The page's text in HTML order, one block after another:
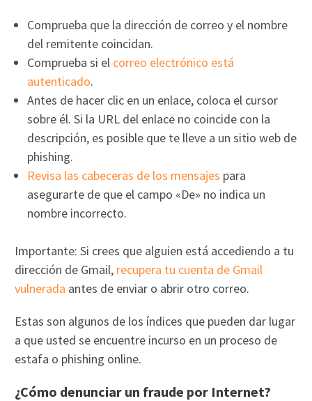
Comprueba que la dirección de correo y el nombre
del remitente coincidan.
Comprueba si el correo electrónico está
autenticado.
Antes de hacer clic en un enlace, coloca el cursor
sobre él. Si la URL del enlace no coincide con la
descripción, es posible que te lleve a un sitio web de
phishing.
Revisa las cabeceras de los mensajes para
asegurarte de que el campo «De» no indica un
nombre incorrecto.
Importante: Si crees que alguien está accediendo a tu
dirección de Gmail, recupera tu cuenta de Gmail
vulnerada antes de enviar o abrir otro correo.
Estas son algunos de los índices que pueden dar lugar
a que usted se encuentre incurso en un proceso de
estafa o phishing online.
¿Cómo denunciar un fraude por Internet?